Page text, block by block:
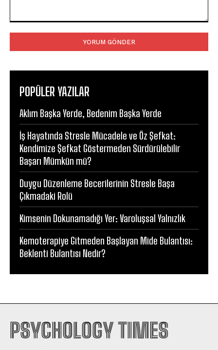
POPÜLER YAZILAR
Aklım Başka Yerde, Bedenim Başka Yerde
İş Hayatında Stresle Mücadele ve Öz Şefkat:
Kendimize Şefkat Göstermeden Sürdürülebilir
Başarı Mümkün mü?
Duygu Düzenleme Becerilerinin Stresle Başa
Çıkmadaki Rolü
Kimsenin Dokunamadığı Yer: Varoluşsal Yalnızlık
Kemoterapiye Gitmeden Başlayan Mide Bulantısı:
Beklenti Bulantısı Nedir?
PSYCHOLOGY TIMES